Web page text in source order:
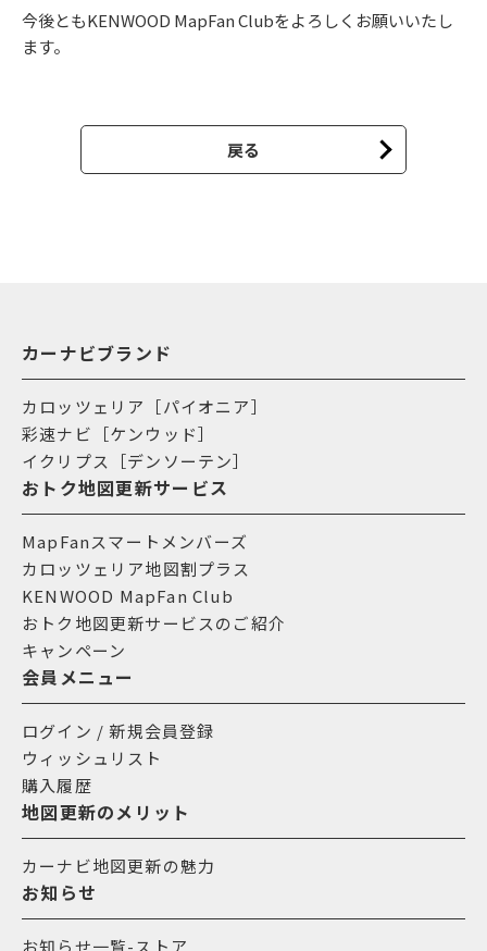
今後ともKENWOOD MapFan Clubをよろしくお願いいたし
ます。
戻る
カーナビブランド
カロッツェリア［パイオニア］
彩速ナビ［ケンウッド］
イクリプス［デンソーテン］
おトク地図更新サービス
MapFanスマートメンバーズ
カロッツェリア地図割プラス
KENWOOD MapFan Club
おトク地図更新サービスのご紹介
キャンペーン
会員メニュー
ログイン / 新規会員登録
ウィッシュリスト
購入履歴
地図更新のメリット
カーナビ地図更新の魅力
お知らせ
お知らせ一覧-ストア